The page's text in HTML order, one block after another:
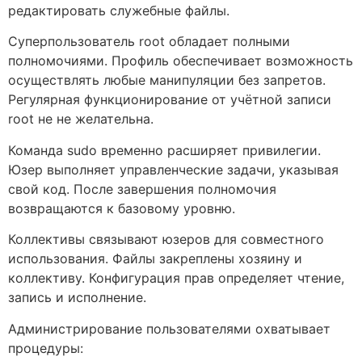
редактировать служебные файлы.
Суперпользователь root обладает полными
полномочиями. Профиль обеспечивает возможность
осуществлять любые манипуляции без запретов.
Регулярная функционирование от учётной записи
root не не желательна.
Команда sudo временно расширяет привилегии.
Юзер выполняет управленческие задачи, указывая
свой код. После завершения полномочия
возвращаются к базовому уровню.
Коллективы связывают юзеров для совместного
использования. Файлы закреплены хозяину и
коллективу. Конфигурация прав определяет чтение,
запись и исполнение.
Администрирование пользователями охватывает
процедуры: